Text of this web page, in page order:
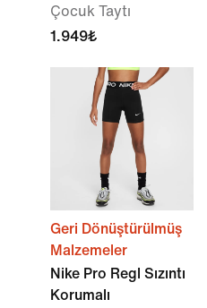
Çocuk Taytı
1.949₺
Geri Dönüştürülmüş
Malzemeler
Nike Pro Regl Sızıntı
Korumalı